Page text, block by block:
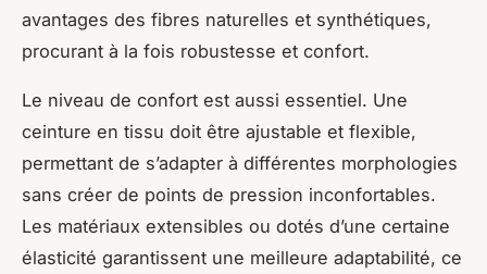
avantages des fibres naturelles et synthétiques,
procurant à la fois robustesse et confort.
Le niveau de confort est aussi essentiel. Une
ceinture en tissu doit être ajustable et flexible,
permettant de s’adapter à différentes morphologies
sans créer de points de pression inconfortables.
Les matériaux extensibles ou dotés d’une certaine
élasticité garantissent une meilleure adaptabilité, ce